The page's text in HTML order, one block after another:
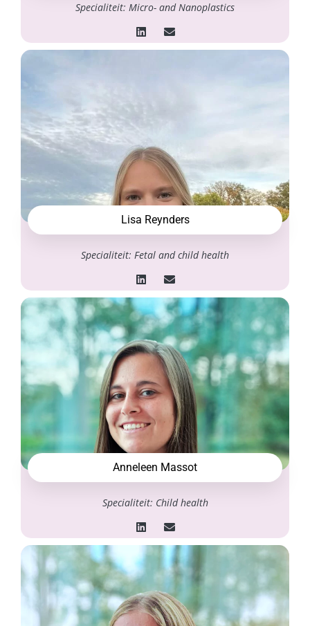
Specialiteit: Micro- and Nanoplastics
Lisa Reynders
Specialiteit: Fetal and child health
Anneleen Massot
Specialiteit: Child health